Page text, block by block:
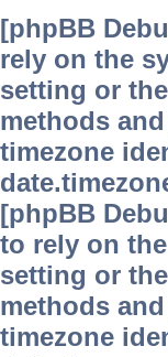
[phpBB
rely on the
setting or
methods
timezone
[phpBB
to rely on
setting or
methods
timezone